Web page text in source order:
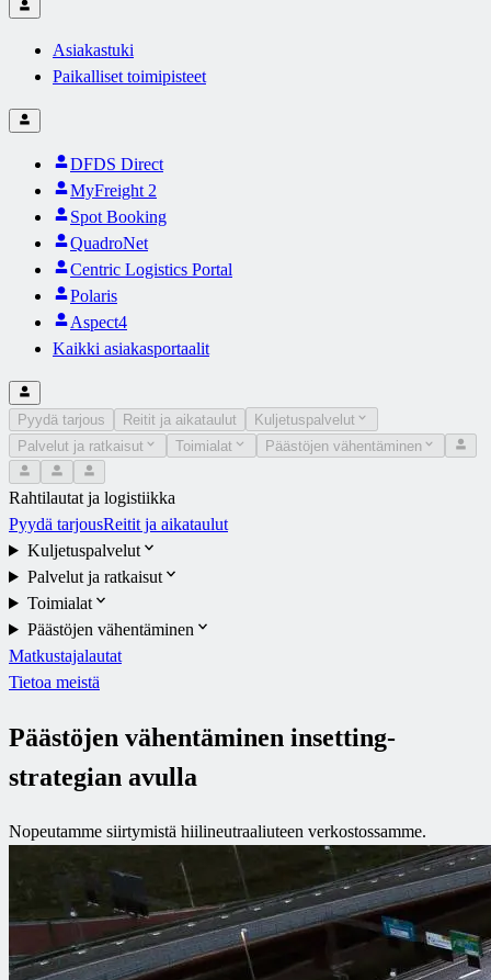
Asiakastuki
Paikalliset toimipisteet
DFDS Direct
MyFreight 2
Spot Booking
QuadroNet
Centric Logistics Portal
Polaris
Aspect4
Kaikki asiakasportaalit
Pyydä tarjous Reitit ja aikataulut
Kuljetuspalvelut
Palvelut ja ratkaisut
Toimialat Päästöjen vähentäminen
Rahtilautat ja logistiikka
Pyydä tarjousReitit ja aikataulut
Kuljetuspalvelut
Palvelut ja ratkaisut
Toimialat
Päästöjen vähentäminen
Matkustajalautat
Tietoa meistä
Päästöjen vähentäminen insetting-
strategian avulla
Nopeutamme siirtymistä hiilineutraaliuteen verkostossamme.